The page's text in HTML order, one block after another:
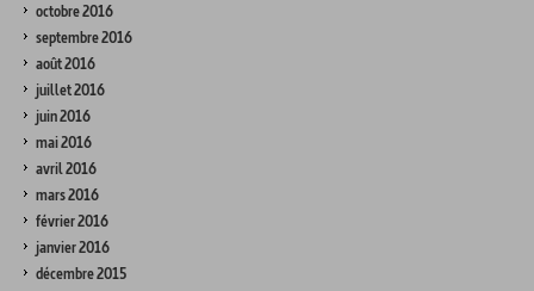
octobre 2016
septembre 2016
août 2016
juillet 2016
juin 2016
mai 2016
avril 2016
mars 2016
février 2016
janvier 2016
décembre 2015